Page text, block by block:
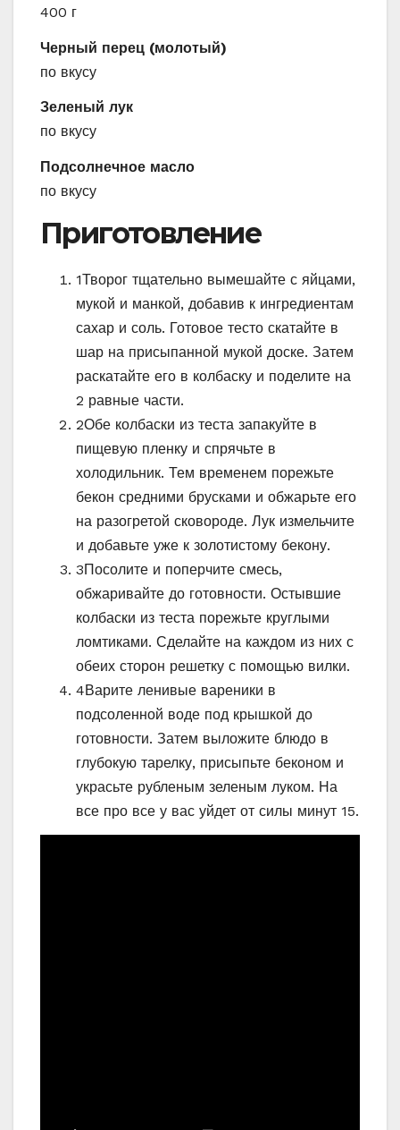
400 г
Черный перец (молотый)
по вкусу
Зеленый лук
по вкусу
Подсолнечное масло
по вкусу
Приготовление
1Творог тщательно вымешайте с яйцами,
мукой и манкой, добавив к ингредиентам
сахар и соль. Готовое тесто скатайте в
шар на присыпанной мукой доске. Затем
раскатайте его в колбаску и поделите на
2 равные части.
2Обе колбаски из теста запакуйте в
пищевую пленку и спрячьте в
холодильник. Тем временем порежьте
бекон средними брусками и обжарьте его
на разогретой сковороде. Лук измельчите
и добавьте уже к золотистому бекону.
3Посолите и поперчите смесь,
обжаривайте до готовности. Остывшие
колбаски из теста порежьте круглыми
ломтиками. Сделайте на каждом из них с
обеих сторон решетку с помощью вилки.
4Варите ленивые вареники в
подсоленной воде под крышкой до
готовности. Затем выложите блюдо в
глубокую тарелку, присыпьте беконом и
украсьте рубленым зеленым луком. На
все про все у вас уйдет от силы минут 15.